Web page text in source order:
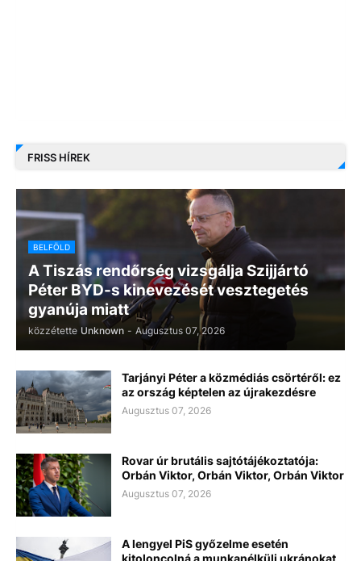
FRISS HÍREK
BELFÖLD
A Tiszás rendőrség vizsgálja Szijjártó
Péter BYD-s kinevezését vesztegetés
gyanúja miatt
közzétette Unknown - Augusztus 07, 2026
Tarjányi Péter a közmédiás csörtéről: ez
az ország képtelen az újrakezdésre
Augusztus 07, 2026
Rovar úr brutális sajtótájékoztatója:
Orbán Viktor, Orbán Viktor, Orbán Viktor
Augusztus 07, 2026
A lengyel PiS győzelme esetén